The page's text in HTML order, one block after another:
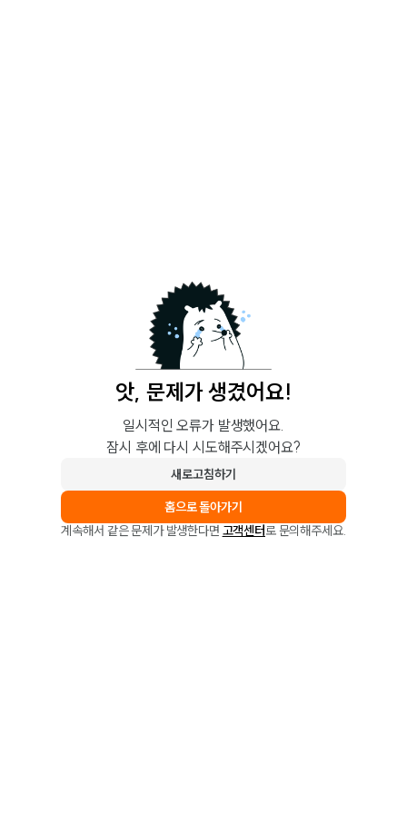
앗, 문제가 생겼어요!
일시적인 오류가 발생했어요.
잠시 후에 다시 시도해주시겠어요?
새로고침하기
홈으로 돌아가기
계속해서 같은 문제가 발생한다면 고객센터로 문의해주세요.